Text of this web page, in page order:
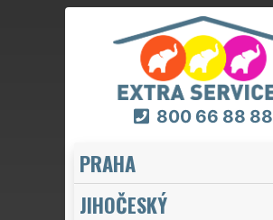
800 66 88 88
PRAHA
JIHOČESKÝ